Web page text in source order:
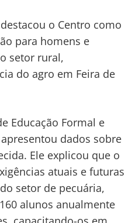
o Centro como
para homens e
setor rural,
do agro em Feira de
Educação Formal e
dados sobre
Ele explicou que o
atuais e futuras
setor de pecuária,
alunos anualmente